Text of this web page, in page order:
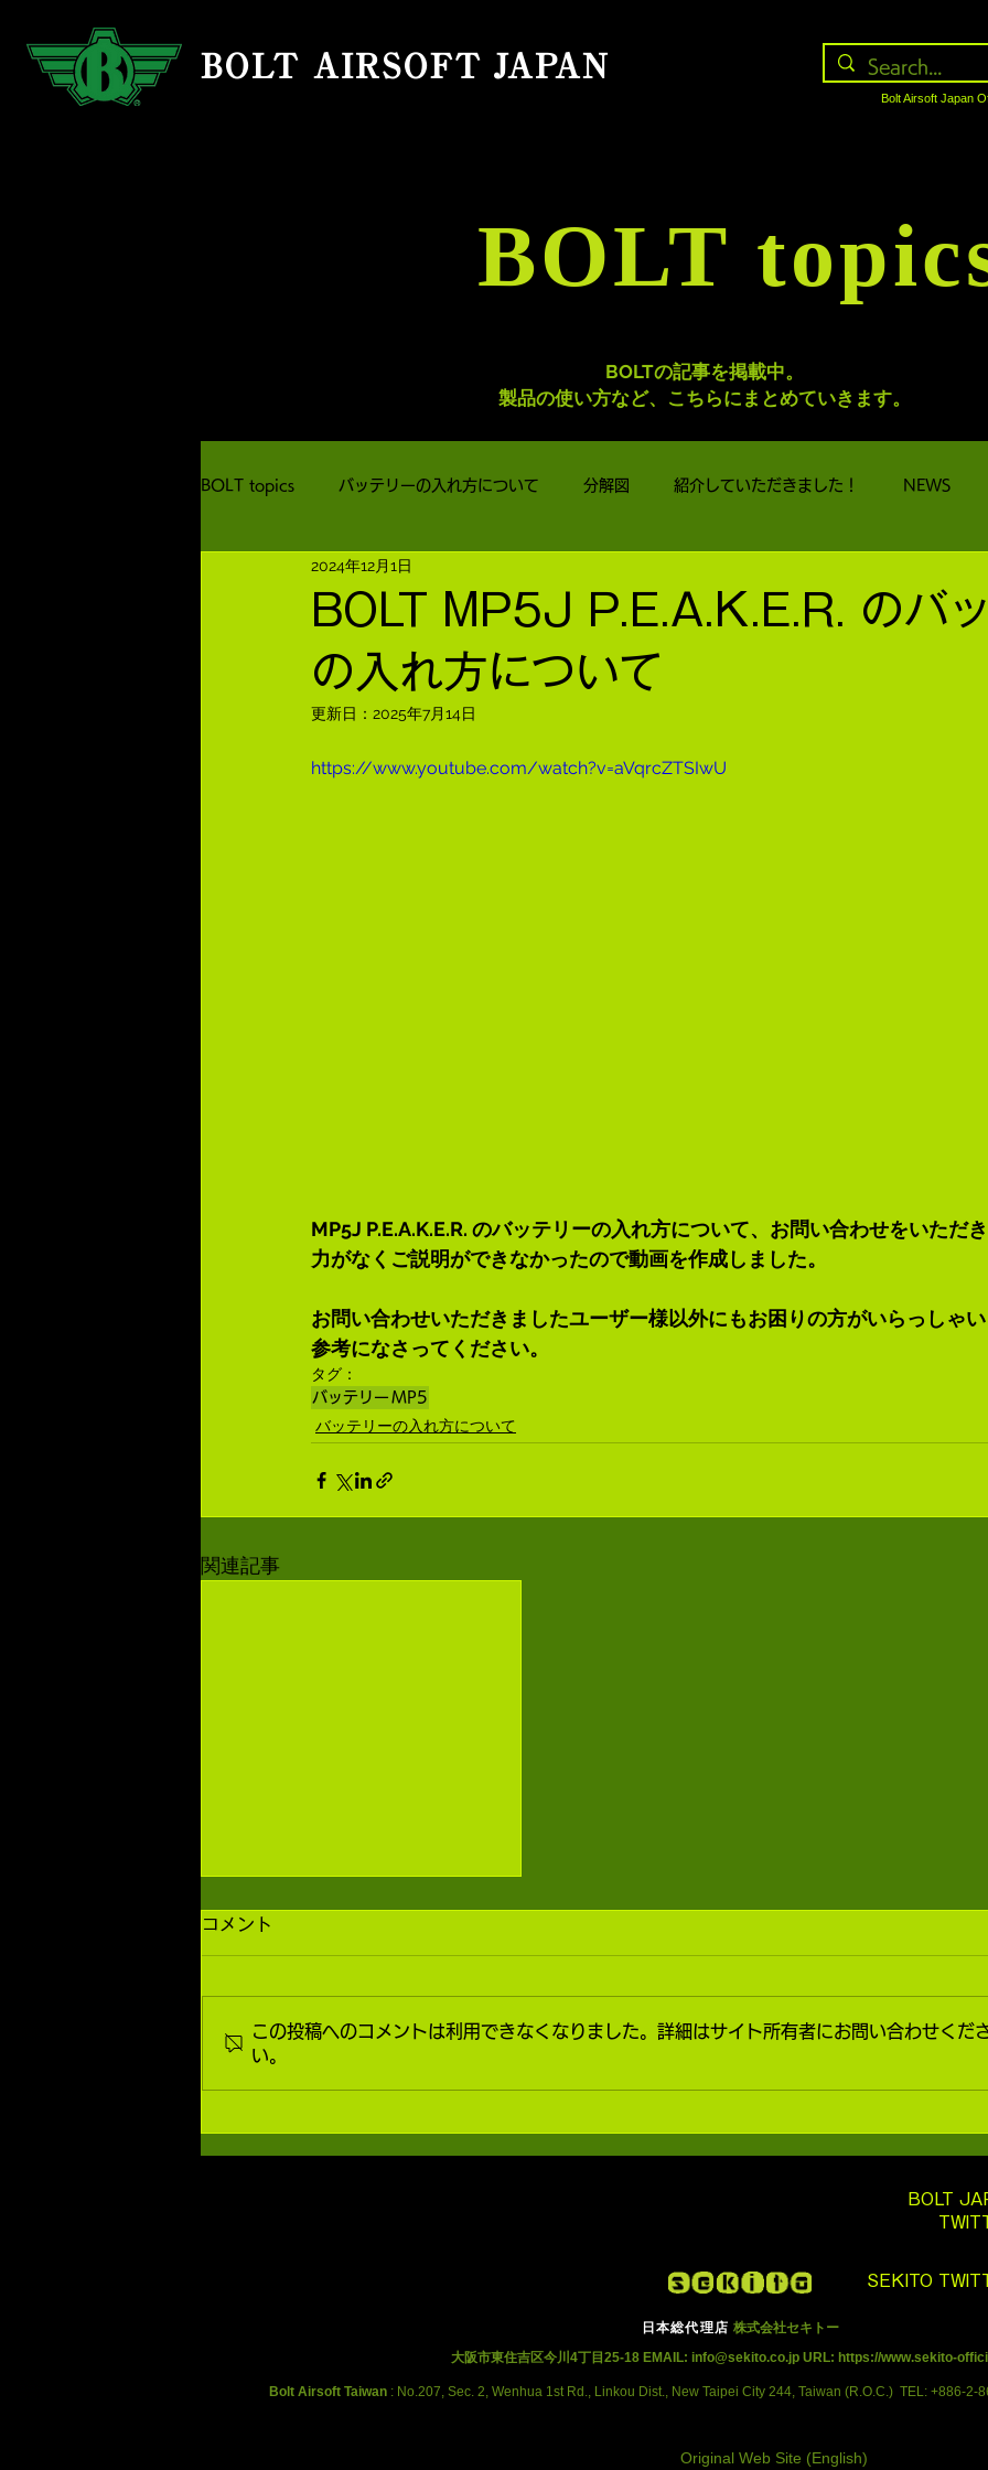
BOLT AIRSOFT JAPAN
Bolt Airsoft Japan
BOLT
BOLTの記事を掲載中。
製品の使い方など、こちらにまとめていきます。
BOLT topics バッテリーの入れ方について 分解図 紹介していただきました！ NEWS
BOLT MP5J P.E.A.K.E.R. のバ
の入れ方について
2024年12月1日
更新日： 2025年7月14日
https://www.youtube.com/watch?v=aVqrcZTSIwU
MP5J P.E.A.K.E.R. のバッテリーの入れ方について、お問い合わせをいただ
力がなくご説明ができなかったので動画を作成しました。
お問い合わせいただきましたユーザー様以外にもお困りの方がいらっしゃ
参考になさってください。
タグ：
バッテリー MP5
バッテリーの入れ方について
関連記事
入れ方
コメント
この投稿へのコメントは利用できなくなりました。詳細はサイト所有者にお問い合わせくだ
い。
BOLT
SEKITO
日本総代理店株式会社セキトー
大阪市東住吉区今川4丁目25-18 EMAIL: info@sekito.co.jp URL: https://www.sekito-
Bolt Airsoft Taiwan : No.207, Sec. 2, Wenhua 1st Rd., Linkou Dist., New Taipei City 244, Taiwan (R.O.C.) TEL : +886-2-
Original Web Site (English)